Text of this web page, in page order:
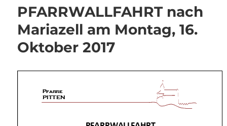
PFARRWALLFAHRT nach
Mariazell am Montag, 16.
Oktober 2017